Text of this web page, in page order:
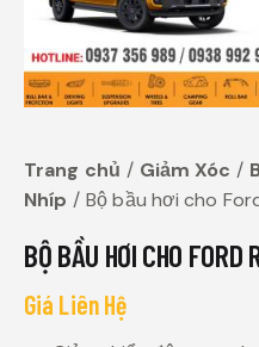
Trang chủ Giảm Xóc
Nhíp
Bộ bầu hơi cho
BỘ BẦU HƠI CHO
Giá Liên Hệ